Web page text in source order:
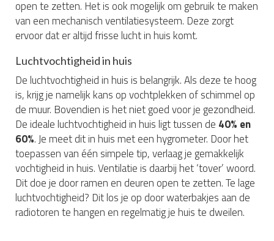
open te zetten. Het is ook mogelijk om gebruik te maken
van een mechanisch ventilatiesysteem. Deze zorgt
ervoor dat er altijd frisse lucht in huis komt.
Luchtvochtigheid in huis
De luchtvochtigheid in huis is belangrijk. Als deze te hoog
is, krijg je namelijk kans op vochtplekken of schimmel op
de muur. Bovendien is het niet goed voor je gezondheid.
De ideale luchtvochtigheid in huis ligt tussen de 40% en
60%. Je meet dit in huis met een hygrometer. Door het
toepassen van één simpele tip, verlaag je gemakkelijk
vochtigheid in huis. Ventilatie is daarbij het ‘tover’ woord.
Dit doe je door ramen en deuren open te zetten. Te lage
luchtvochtigheid? Dit los je op door waterbakjes aan de
radiotoren te hangen en regelmatig je huis te dweilen.